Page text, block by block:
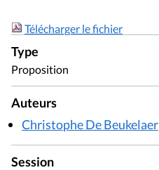
Télécharger le fichier
Type
Proposition
Auteurs
Christophe De Beukelaer
Session